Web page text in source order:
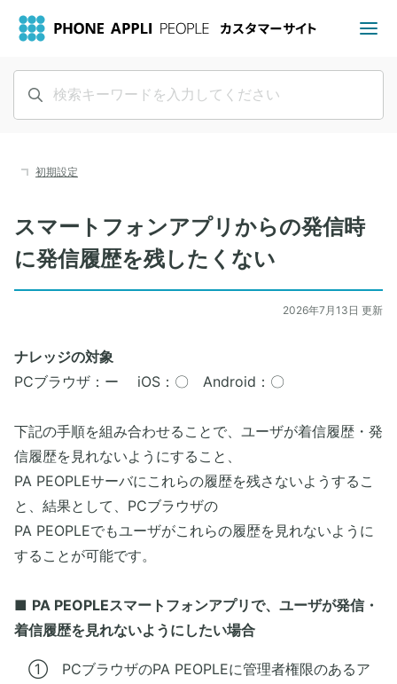
初期設定
スマートフォンアプリからの発信時
に発信履歴を残したくない
2026年7月13日 更新
ナレッジの対象
PCブラウザ：ー iOS：〇 Android：〇
下記の手順を組み合わせることで、ユーザが着信履歴・発
信履歴を見れないようにすること、
PA PEOPLEサーバにこれらの履歴を残さないようするこ
と、結果として、PCブラウザの
PA PEOPLEでもユーザがこれらの履歴を見れないように
することが可能です。
■ PA PEOPLEスマートフォンアプリで、ユーザが発信・
着信履歴を見れないようにしたい場合
① PCブラウザのPA PEOPLEに管理者権限のあるア